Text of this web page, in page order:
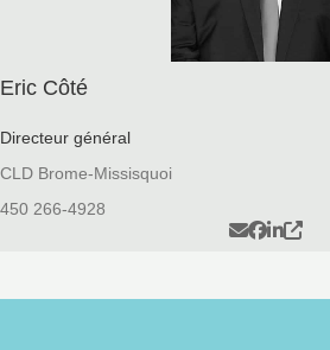
Eric Côté
Directeur général
CLD Brome-Missisquoi
450 266-4928